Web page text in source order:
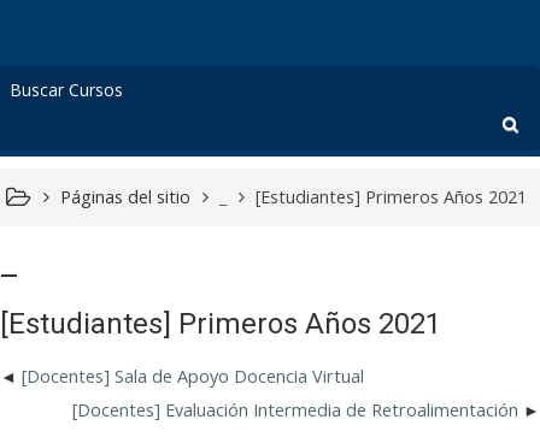
Páginas del sitio [Estudiantes] Primeros Años 2021
[Estudiantes] Primeros Años 2021
[Docentes] Sala de Apoyo Docencia Virtual
[Docentes] Evaluación Intermedia de Retroalimentación